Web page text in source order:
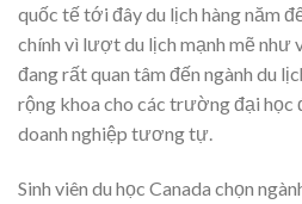
quốc tế tới đây du lịch hàng năm
chính vì lượt du lịch mạnh mẽ như
đang rất quan tâm đến ngành du
rộng khoa cho các trường đại học
doanh nghiệp tương tự.
Sinh viên du học Canada chọn